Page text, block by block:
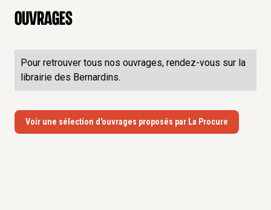
Ouvrages
Pour retrouver tous nos ouvrages, rendez-vous sur la
librairie des Bernardins.
Voir une sélection d'ouvrages proposés par La Procure